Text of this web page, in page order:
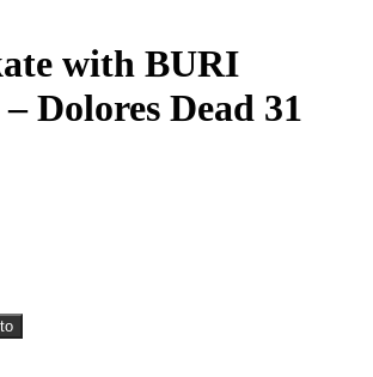
with BURI
Dolores Dead 31